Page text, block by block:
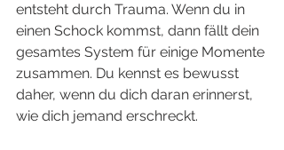
entsteht durch Trauma. Wenn du in
einen Schock kommst, dann fällt dein
gesamtes System für einige Momente
zusammen. Du kennst es bewusst
daher, wenn du dich daran erinnerst,
wie dich jemand erschreckt.